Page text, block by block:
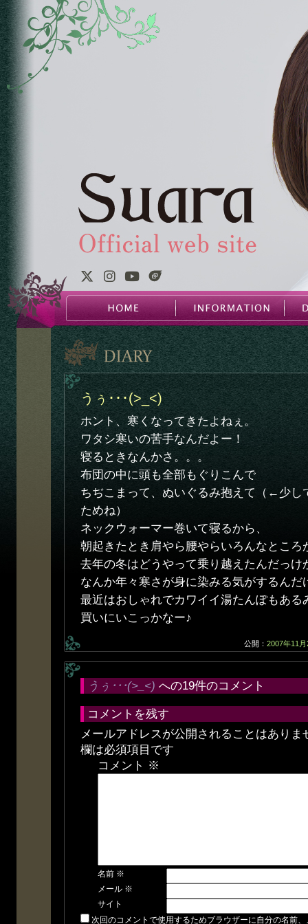
うぅ･･･(>_<)
ホント、寒くなってきたよねぇ。
ワタシ寒いの苦手なんだよー！
寝るときなんかさ。。。
布団の中に頭も全部もぐりこんで
ちぢこまって、ぬいぐるみ抱えて（←少し
ためね）
ネックウォーマー巻いて寝るから、
朝起きたとき肩やら腰やらいろんなところ
去年の冬はどうやって乗り越えたんだっけ
なんか年々寒さが身に染みる気がするんだ
最近はおしゃれでカワイイ湯たんぽもある
買いにいこっかなー♪
公開： 2007年11
うぅ･･･(>_<) への19件のコメント
コメントを残す
メールアドレスが公開されることはありま
欄は必須項目です
コメント ※
名前 ※
メール ※
サイト
次回のコメントで使用するためブラウザーに自分の名前